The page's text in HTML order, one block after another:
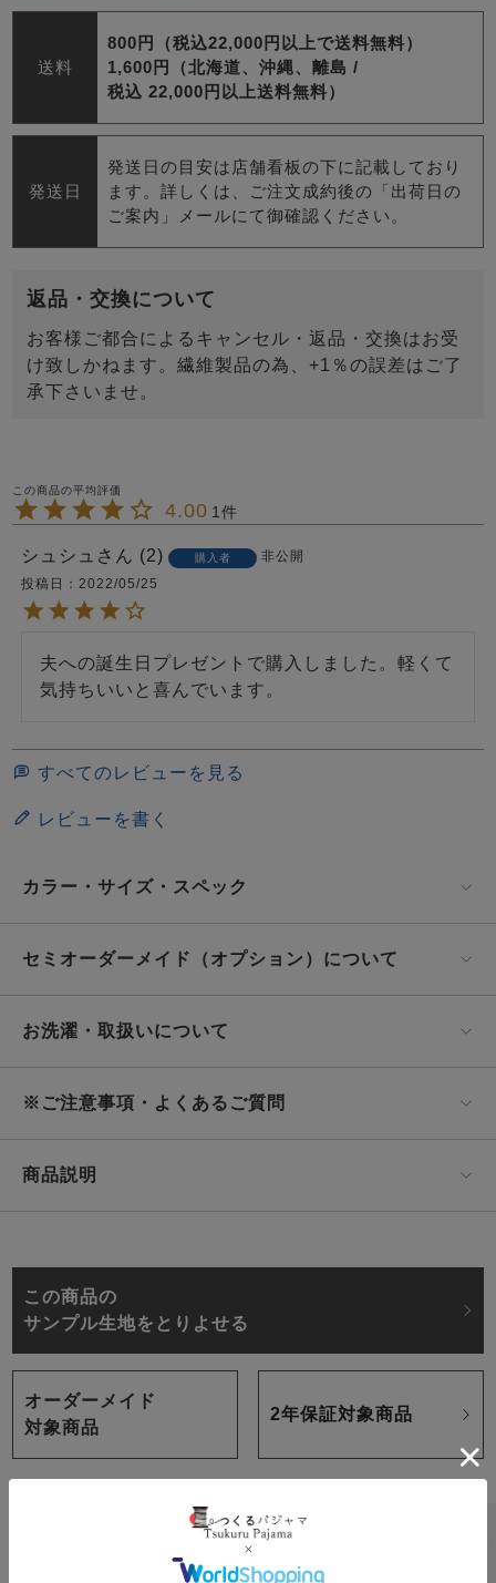
送料
800円（税込22,000円以上で送料無料）
1,600円（北海道、沖縄、離島 /
税込 22,000円以上送料無料）
発送日
発送日の目安は店舗看板の下に記載しており
ます。詳しくは、ご注文成約後の「出荷日の
ご案内」メールにて御確認ください。
返品・交換について
お客様ご都合によるキャンセル・返品・交換はお受
け致しかねます。繊維製品の為、+1％の誤差はご了
承下さいませ。
4.00 1
シュシュ 2 購入者
非公開
投稿日
2022/05/25
夫への誕生日プレゼントで購入しました。軽くて
気持ちいいと喜んでいます。
すべてのレビューを見る
レビューを書く
カラー・サイズ・スペック
セミオーダーメイド（オプション）について
お洗濯・取扱いについて
※ご注意事項・よくあるご質問
商品説明
この商品の
サンプル生地をとりよせる
オーダーメイド
対象商品
2年保証対象商品